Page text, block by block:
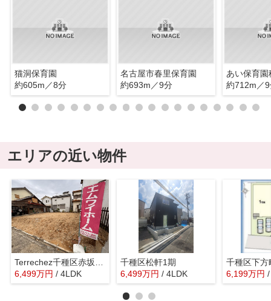
猫洞保育園
約605m／8分
名古屋市春里保育園
約693m／9分
あい保育園
約712m／
エリアの近い物件
6,499万円 / 4LDK
千種区松軒1期
6,499万円 / 4LDK 6,199万円